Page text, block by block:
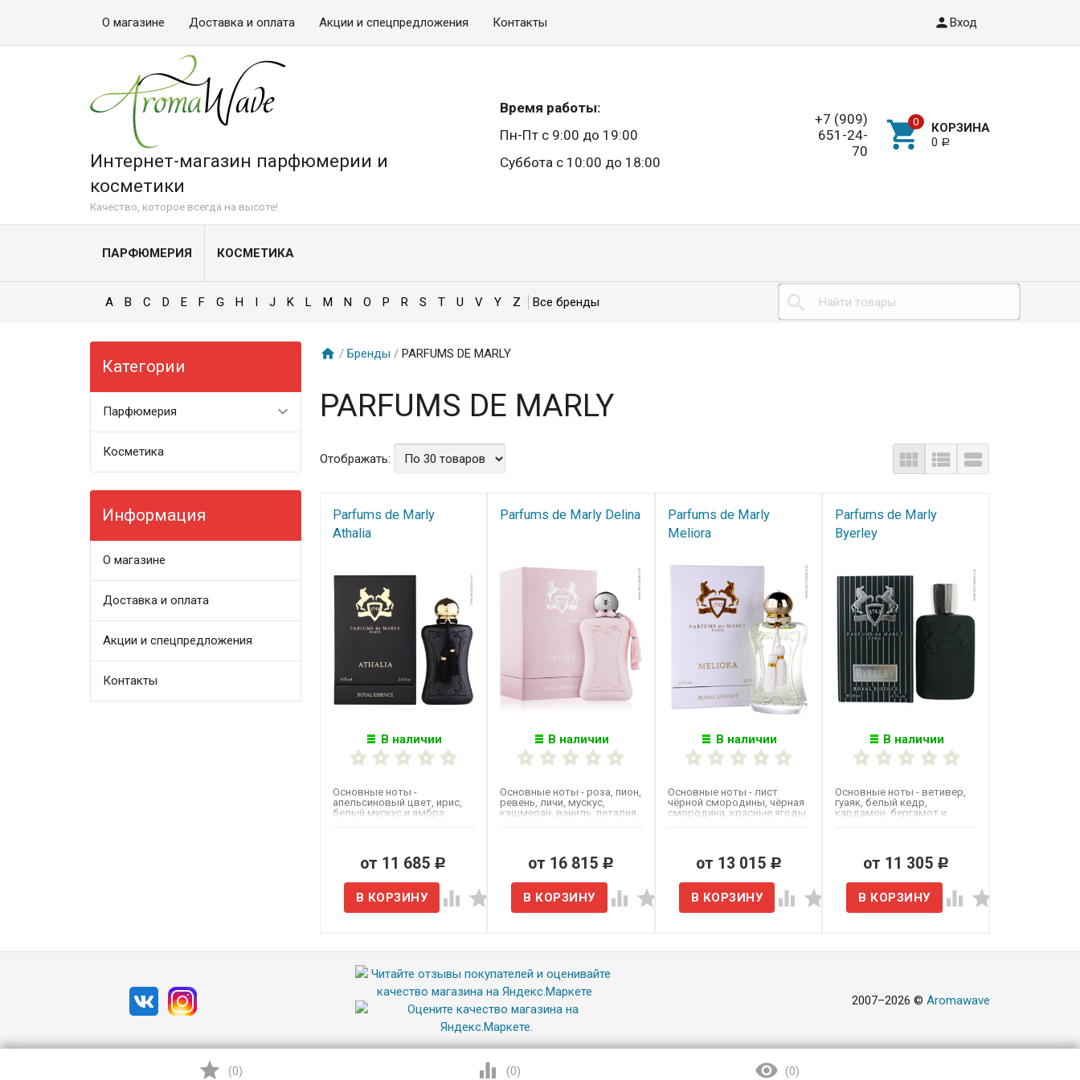
О магазине Доставка и оплата Акции и спецпредложения Контакты Вход
Интернет-магазин парфюмерии и
косметики
Качество, которое всегда на высоте!
Время работы:
Пн-Пт с 9:00 до 19:00
Суббота с 10:00 до 18:00
+7 (909)
651-24-
70
КОРЗИНА
0 Р
ПАРФЮМЕРИЯ КОСМЕТИКА
A B C D E F G H I J K L M N O P R S T U V Y Z
Категории
Парфюмерия
Косметика
Информация
О магазине
Доставка и оплата
Акции и спецпредложения
Контакты
/ Бренды /PARFUMS DE MARLY
PARFUMS DE MARLY
Отображать:
Parfums de Marly
Athalia​
В наличии
Основные ноты -
апельсиновый цвет, ирис,
белый мускус и амбра.
от 11 685 Р
Parfums de Marly Delina
В наличии
Основные ноты - роза, пион,
ревень, личи, мускус,
кашмеран, ваниль, петалия,
от 16 815 Р
Parfums de Marly
Meliora​
В наличии
Основные ноты - лист
чёрной смородины, чёрная
смородина, красные ягоды,
от 13 015 Р
Parfums de Marly​
Byerley​​
В наличии
Основные ноты - ветивер,
гуаяк, белый кедр,
кардамон, бергамот и
от 11 305 Р
2007–2026 © Aromawave
(0) (0) (0)